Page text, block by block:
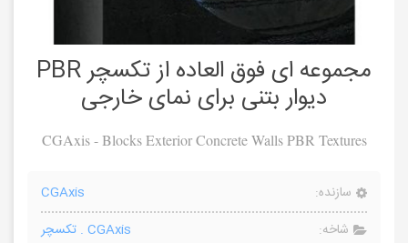
مجموعه ای فوق العاده از تکسچر PBR
دیوار بتنی برای نمای خارجی
CGAxis - Blocks Exterior Concrete Walls PBR Textures
سازنده:
CGAxis
شاخه:
CGAxis
. تکسچر